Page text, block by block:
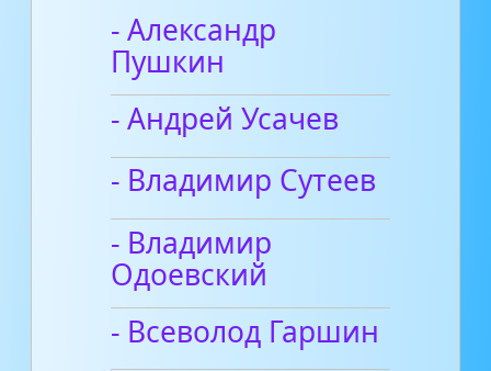
- Александр
Пушкин
- Андрей Усачев
- Владимир Сутеев
- Владимир
Одоевский
- Всеволод Гаршин